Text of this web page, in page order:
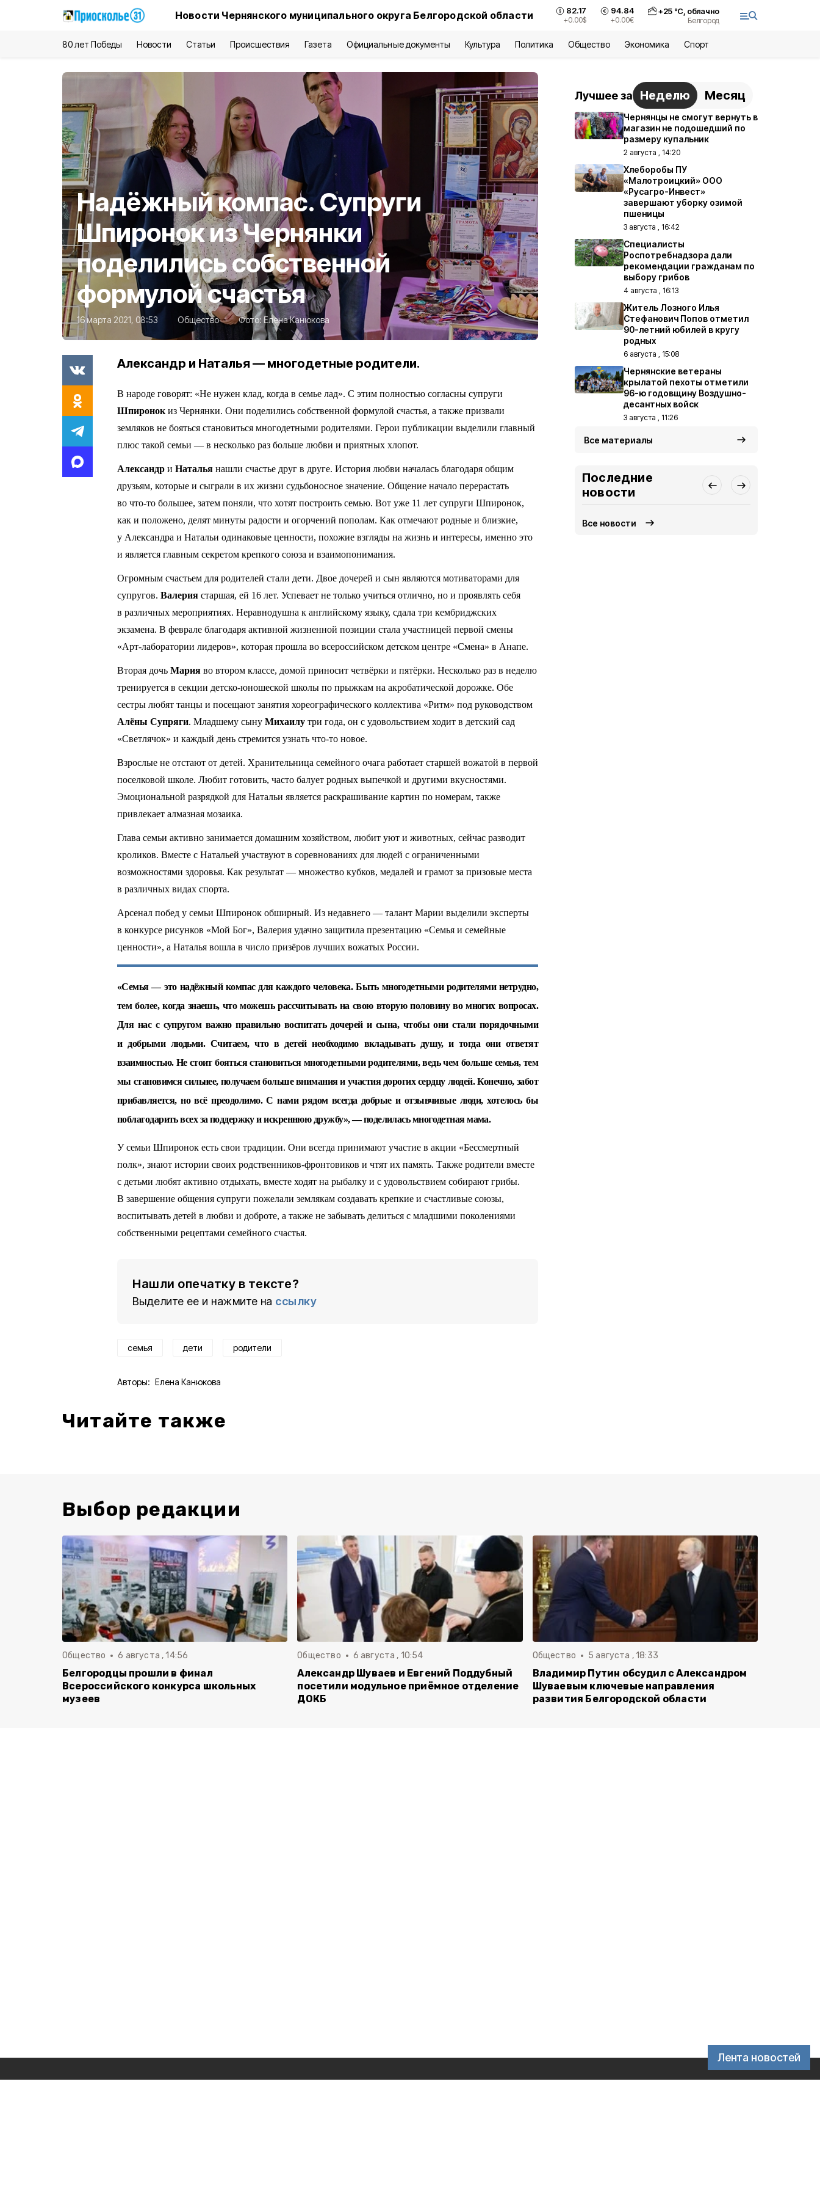
Новости Чернянского муниципального округа Белгородской области 82.17
+0.00$
94.84
+0.00€
+25°С, облачно
Белгород
80 лет Победы Новости Статьи Происшествия Газета Официальные документы Культура Политика Общество Экономика Спорт
Лента новостей
Надёжный компас. Супруги
Шпиронок из Чернянки
поделились собственной
формулой счастья
16 марта 2021, 08:53 Общество Фото: Елена Канюкова
Александр и Наталья — многодетные родители.
В народе говорят: «Не нужен клад, когда в семье лад». С этим полностью согласны супруги
Шпиронок из Чернянки. Они поделились собственной формулой счастья, а также призвали
земляков не бояться становиться многодетными родителями. Герои публикации выделили главный
плюс такой семьи — в несколько раз больше любви и приятных хлопот.
Александр и Наталья нашли счастье друг в друге. История любви началась благодаря общим
друзьям, которые и сыграли в их жизни судьбоносное значение. Общение начало перерастать
во что‑то большее, затем поняли, что хотят построить семью. Вот уже 11 лет супруги Шпиронок,
как и положено, делят минуты радости и огорчений пополам. Как отмечают родные и близкие,
у Александра и Натальи одинаковые ценности, похожие взгляды на жизнь и интересы, именно это
и является главным секретом крепкого союза и взаимопонимания.
Огромным счастьем для родителей стали дети. Двое дочерей и сын являются мотиваторами для
супругов. Валерия старшая, ей 16 лет. Успевает не только учиться отлично, но и проявлять себя
в различных мероприятиях. Неравнодушна к английскому языку, сдала три кембриджских
экзамена. В феврале благодаря активной жизненной позиции стала участницей первой смены
«Арт-лаборатории лидеров», которая прошла во всероссийском детском центре «Смена» в Анапе.
Вторая дочь Мария во втором классе, домой приносит четвёрки и пятёрки. Несколько раз в неделю
тренируется в секции детско-юношеской школы по прыжкам на акробатической дорожке. Обе
сестры любят танцы и посещают занятия хореографического коллектива «Ритм» под руководством
Алёны Супряги. Младшему сыну Михаилу три года, он с удовольствием ходит в детский сад
«Светлячок» и каждый день стремится узнать что‑то новое.
Взрослые не отстают от детей. Хранительница семейного очага работает старшей вожатой в первой
поселковой школе. Любит готовить, часто балует родных выпечкой и другими вкусностями.
Эмоциональной разрядкой для Натальи является раскрашивание картин по номерам, также
привлекает алмазная мозаика.
Глава семьи активно занимается домашним хозяйством, любит уют и животных, сейчас разводит
кроликов. Вместе с Натальей участвуют в соревнованиях для людей с ограниченными
возможностями здоровья. Как результат — множество кубков, медалей и грамот за призовые места
в различных видах спорта.
Арсенал побед у семьи Шпиронок обширный. Из недавнего — талант Марии выделили эксперты
в конкурсе рисунков «Мой Бог», Валерия удачно защитила презентацию «Семья и семейные
ценности», а Наталья вошла в число призёров лучших вожатых России.
«Семья — это надёжный компас для каждого человека. Быть многодетными родителями нетрудно,
тем более, когда знаешь, что можешь рассчитывать на свою вторую половину во многих вопросах.
Для нас с супругом важно правильно воспитать дочерей и сына, чтобы они стали порядочными
и добрыми людьми. Считаем, что в детей необходимо вкладывать душу, и тогда они ответят
взаимностью. Не стоит бояться становиться многодетными родителями, ведь чем больше семья, тем
мы становимся сильнее, получаем больше внимания и участия дорогих сердцу людей. Конечно, забот
прибавляется, но всё преодолимо. С нами рядом всегда добрые и отзывчивые люди, хотелось бы
поблагодарить всех за поддержку и искреннюю дружбу», — поделилась многодетная мама.
У семьи Шпиронок есть свои традиции. Они всегда принимают участие в акции «Бессмертный
полк», знают истории своих родственников-фронтовиков и чтят их память. Также родители вместе
с детьми любят активно отдыхать, вместе ходят на рыбалку и с удовольствием собирают грибы.
В завершение общения супруги пожелали землякам создавать крепкие и счастливые союзы,
воспитывать детей в любви и доброте, а также не забывать делиться с младшими поколениями
собственными рецептами семейного счастья.
Нашли опечатку в тексте?
Выделите ее и нажмите на ссылку
семья дети родители
Авторы: Елена Канюкова
Читайте также
Лучшее за Неделю Месяц
Чернянцы не смогут вернуть в
магазин не подошедший по
размеру купальник
2 августа , 14:20
Хлеборобы ПУ
«Малотроицкий» ООО
«Русагро-Инвест»
завершают уборку озимой
пшеницы
3 августа , 16:42
Специалисты
Роспотребнадзора дали
рекомендации гражданам по
выбору грибов
4 августа , 16:13
Житель Лозного Илья
Стефанович Попов отметил
90-летний юбилей в кругу
родных
6 августа , 15:08
Чернянские ветераны
крылатой пехоты отметили
96-ю годовщину Воздушно-
десантных войск
3 августа , 11:26
Все материалы
Последние
новости
Все новости
Выбор редакции
Общество 6 августа , 14:56
Белгородцы прошли в финал
Всероссийского конкурса школьных
музеев
Общество 6 августа , 10:54
Александр Шуваев и Евгений Поддубный
посетили модульное приёмное отделение
ДОКБ
Общество 5 августа , 18:33
Владимир Путин обсудил с Александром
Шуваевым ключевые направления
развития Белгородской области
Разделы
О проекте
Мы в соцсетях